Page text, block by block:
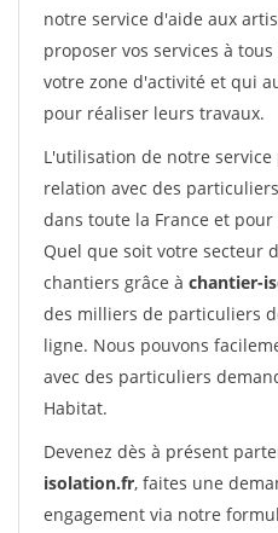
notre service d'aide aux
proposer vos services à
votre zone d'activité et qui
pour réaliser leurs travaux.
L'utilisation de notre
relation avec des
dans toute la France et
Quel que soit votre secteur
chantiers grâce à chantier-
des milliers de particuliers
ligne. Nous pouvons
avec des particuliers
Habitat.
Devenez dès à présent
isolation.fr, faites une
engagement via notre